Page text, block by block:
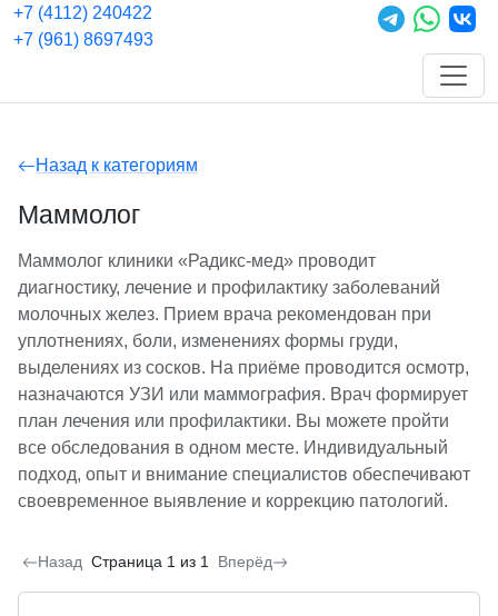
+7 (4112) 240422
+7 (961) 8697493
Назад к категориям
Маммолог
Маммолог клиники «Радикс-мед» проводит
диагностику, лечение и профилактику заболеваний
молочных желез. Прием врача рекомендован при
уплотнениях, боли, изменениях формы груди,
выделениях из сосков. На приёме проводится осмотр,
назначаются УЗИ или маммография. Врач формирует
план лечения или профилактики. Вы можете пройти
все обследования в одном месте. Индивидуальный
подход, опыт и внимание специалистов обеспечивают
своевременное выявление и коррекцию патологий.
Назад Страница 1 из 1 Вперёд